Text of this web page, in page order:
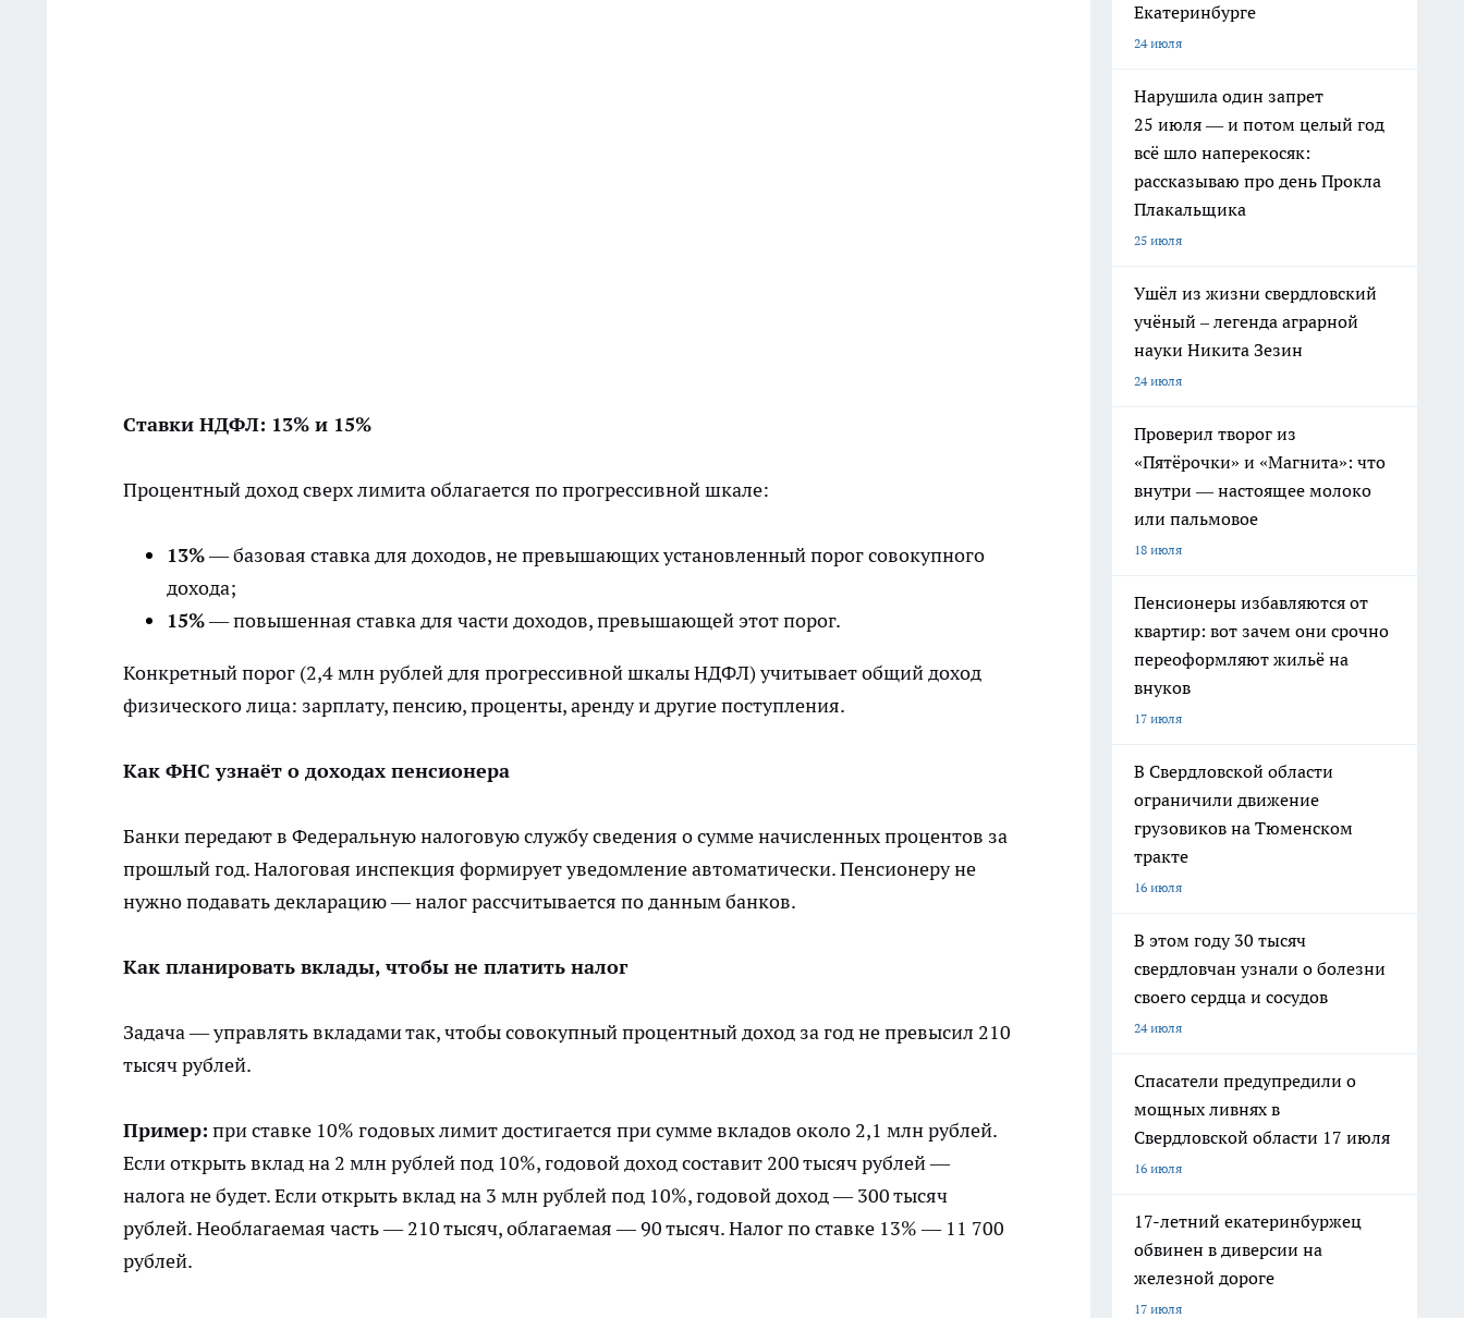
Ставки НДФЛ: 13% и 15%
Процентный доход сверх лимита облагается по прогрессивной шкале:
13%— базовая ставка для доходов, не превышающих установленный порог совокупного
дохода;
15%— повышенная ставка для части доходов, превышающей этот порог.
Конкретный порог (2,4 млн рублей для прогрессивной шкалы НДФЛ) учитывает общий доход
физического лица: зарплату, пенсию, проценты, аренду и другие поступления.
Как ФНС узнаёт о доходах пенсионера
Банки передают в Федеральную налоговую службу сведения о сумме начисленных процентов за
прошлый год. Налоговая инспекция формирует уведомление автоматически. Пенсионеру не
нужно подавать декларацию — налог рассчитывается по данным банков.
Как планировать вклады, чтобы не платить налог
Задача — управлять вкладами так, чтобы совокупный процентный доход за год не превысил 210
тысяч рублей.
Пример: при ставке 10% годовых лимит достигается при сумме вкладов около 2,1 млн рублей.
Если открыть вклад на 2 млн рублей под 10%, годовой доход составит 200 тысяч рублей —
налога не будет. Если открыть вклад на 3 млн рублей под 10%, годовой доход — 300 тысяч
рублей. Необлагаемая часть — 210 тысяч, облагаемая — 90 тысяч. Налог по ставке 13% — 11 700
рублей.
Екатеринбурге
24 июля
Нарушила один запрет
25 июля — и потом целый год
всё шло наперекосяк:
рассказываю про день Прокла
Плакальщика
25 июля
Ушёл из жизни свердловский
учёный – легенда аграрной
науки Никита Зезин
24 июля
Проверил творог из
«Пятёрочки» и «Магнита»: что
внутри — настоящее молоко
или пальмовое
18 июля
Пенсионеры избавляются от
квартир: вот зачем они срочно
переоформляют жильё на
внуков
17 июля
В Свердловской области
ограничили движение
грузовиков на Тюменском
тракте
16 июля
В этом году 30 тысяч
свердловчан узнали о болезни
своего сердца и сосудов
24 июля
Спасатели предупредили о
мощных ливнях в
Свердловской области 17 июля
16 июля
17-летний екатеринбуржец
обвинен в диверсии на
железной дороге
17 июля